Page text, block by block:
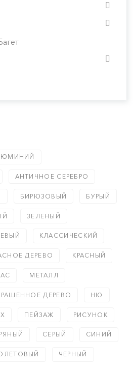
АНТИЧНОЕ СЕРЕБРО
БИРЮЗОВЫЙ БУРЫЙ
ЗЕЛЕНЫЙ
КЛАССИЧЕСКИЙ
ДЕРЕВО КРАСНЫЙ
МЕТАЛЛ
ДЕРЕВО НЮ
ПЕЙЗАЖ РИСУНОК
СЕРЫЙ СИНИЙ
ЧЕРНЫЙ